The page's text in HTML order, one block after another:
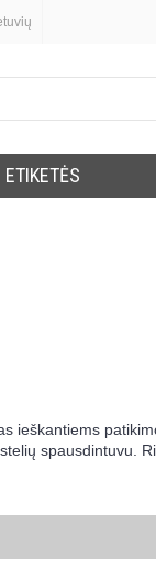
ETIKETĖS
ieškantiems
spausdintuvu.